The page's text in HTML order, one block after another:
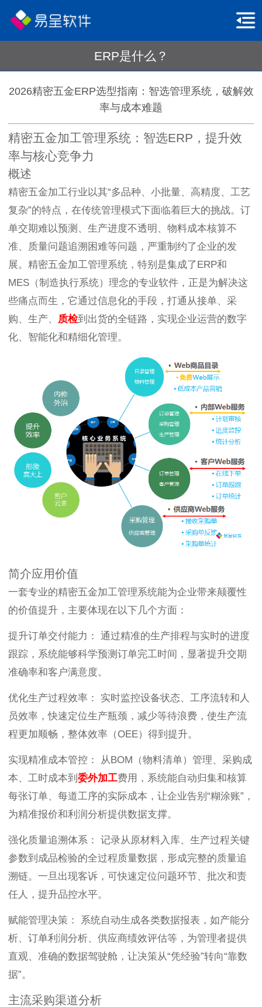
ERP是什么？
2026精密五金ERP选型指南：智选管理系统，破解效
率与成本难题
精密五金加工管理系统：智选ERP，提升效
率与核心竞争力
概述
精密五金加工行业以其“多品种、小批量、高精度、工艺
复杂”的特点，在传统管理模式下面临着巨大的挑战。订
单交期难以预测、生产进度不透明、物料成本核算不
准、质量问题追溯困难等问题，严重制约了企业的发
展。精密五金加工管理系统，特别是集成了ERP和
MES（制造执行系统）理念的专业软件，正是为解决这
些痛点而生，它通过信息化的手段，打通从接单、采
购、生产、 质检到出货的全链路，实现企业运营的数字
化、智能化和精细化管理。
简介应用价值
一套专业的精密五金加工管理系统能为企业带来颠覆性
的价值提升，主要体现在以下几个方面：
提升订单交付能力： 通过精准的生产排程与实时的进度
跟踪，系统能够科学预测订单完工时间，显著提升交期
准确率和客户满意度。
优化生产过程效率： 实时监控设备状态、工序流转和人
员效率，快速定位生产瓶颈，减少等待浪费，使生产流
程更加顺畅，整体效率（OEE）得到提升。
实现精准成本管控： 从BOM（物料清单）管理、采购成
本、工时成本到 委外加工费用，系统能自动归集和核算
每张订单、每道工序的实际成本，让企业告别“糊涂账”，
为精准报价和利润分析提供数据支撑。
强化质量追溯体系： 记录从原材料入库、生产过程关键
参数到成品检验的全过程质量数据，形成完整的质量追
溯链。一旦出现客诉，可快速定位问题环节、批次和责
任人，提升品控水平。
赋能管理决策： 系统自动生成各类数据报表，如产能分
析、订单利润分析、供应商绩效评估等，为管理者提供
直观、准确的数据驾驶舱，让决策从“凭经验”转向“靠数
据”。
主流采购渠道分析